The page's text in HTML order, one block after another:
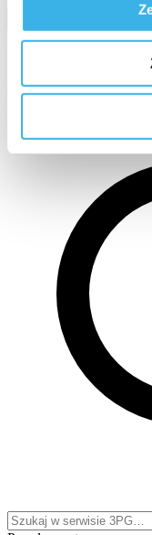
O agencji 3PGNasze
Realizacje i
Oferty pracy3PG